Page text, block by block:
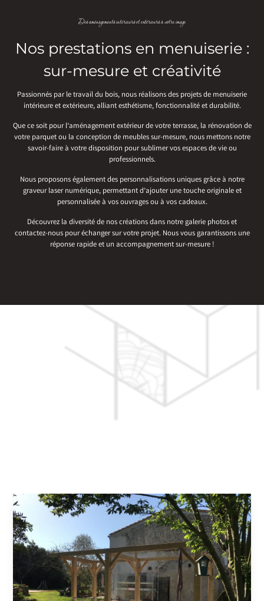
Des aménagements intérieurs et extérieurs à votre image
Nos prestations en menuiserie :
sur-mesure et créativité
Passionnés par le travail du bois, nous réalisons des projets de menuiserie
intérieure et extérieure, alliant esthétisme, fonctionnalité et durabilité.
Que ce soit pour l’aménagement extérieur de votre terrasse, la rénovation de
votre parquet ou la conception de meubles sur-mesure, nous mettons notre
savoir-faire à votre disposition pour sublimer vos espaces de vie ou
professionnels.
Nous proposons également des personnalisations uniques grâce à notre
graveur laser numérique, permettant d’ajouter une touche originale et
personnalisée à vos ouvrages ou à vos cadeaux.
Découvrez la diversité de nos créations dans notre galerie photos et
contactez-nous pour échanger sur votre projet. Nous vous garantissons une
réponse rapide et un accompagnement sur-mesure !